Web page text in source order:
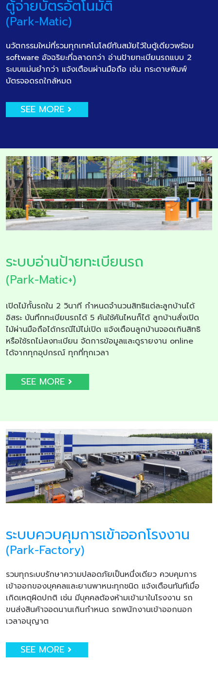
ตู้จ่ายบัตรอัตโนมัติ
(Park-Matic)
นวัตกรรมใหม่ที่รวมทุกเทคโนโลยีทันสมัยไว้ในตู้เดียวพร้อม
software อัจฉริยะที่ฉลาดกว่า อ่านป้ายทะเบียนรถแบบ 2
ระบบแม่นยำกว่า แจ้งเตือนผ่านมือถือ เช่น กระดาษพิมพ์
บัตรจอดรถใกล้หมด
SEE MORE
ระบบอ่านป้ายทะเบียนรถ
(Park-Matic+)
เปิดไม้กั้นรถใน 2 วินาที กำหนดจำนวนสิทธิแต่ละลูกบ้านได้
อิสระ บันทึกทะเบียนรถได้ 5 คันใช้คันไหนก็ได้ ลูกบ้านสั่งเปิด
ไม้ผ่านมือถือได้กรณีไม้ไม่เปิด แจ้งเตือนลูกบ้านจอดเกินสิทธิ
หรือใช้รถไม่ลงทะเบียน จัดการข้อมูลและดูรายงาน online
ได้จากทุกอุปกรณ์ ทุกที่ทุกเวลา
SEE MORE
ระบบควบคุมการเข้าออกโรงงาน
(Park-Factory)
รวมทุกระบบรักษาความปลอดภัยเป็นหนึ่งเดียว ควบคุมการ
เข้าออกของบุคคลและยานพาหนะทุกชนิด แจ้งเตือนทันทีเมื่อ
เกิดเหตุผิดปกติ เช่น มีบุคคลต้องห้ามเข้ามาในโรงงาน รถ
ขนส่งสินค้าจอดนานเกินกำหนด รถพนักงานเข้าออกนอก
เวลาอนุญาต
SEE MORE